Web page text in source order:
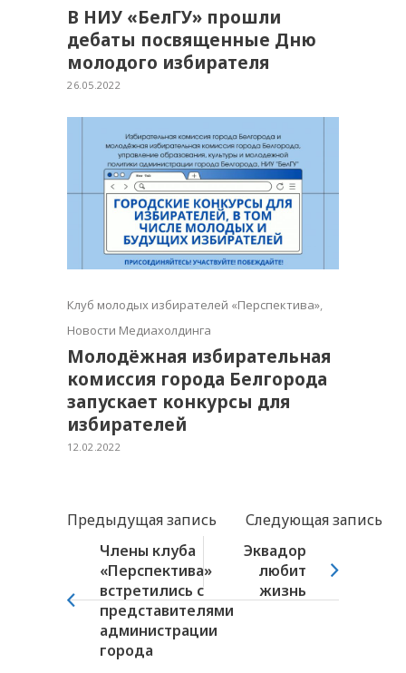
В НИУ «БелГУ» прошли
дебаты посвященные Дню
молодого избирателя
26.05.2022
Клуб молодых избирателей «Перспектива»,
Новости Медиахолдинга
Молодёжная избирательная
комиссия города Белгорода
запускает конкурсы для
избирателей
12.02.2022
Предыдущая запись
Следующая запись
Члены клуба
«Перспектива»
встретились с
представителями
администрации
города
Эквадор
любит
жизнь